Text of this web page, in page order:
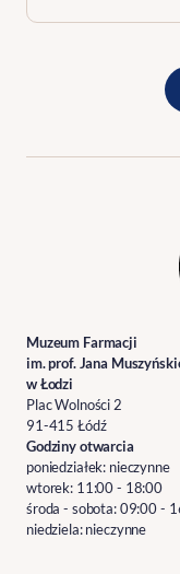
Muzeum Farmacji
im. prof. Jana
w Łodzi
Plac Wolności 2
91-415 Łódź
Godziny otwarcia
poniedziałek: nieczynne
wtorek: 11:00 - 18:00
środa - sobota: 09:00 -
niedziela: nieczynne